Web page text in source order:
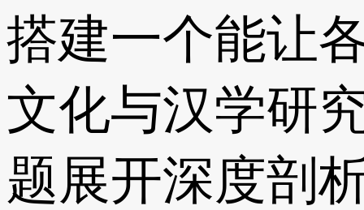
搭建一个能让
文化与汉学研
题展开深度剖